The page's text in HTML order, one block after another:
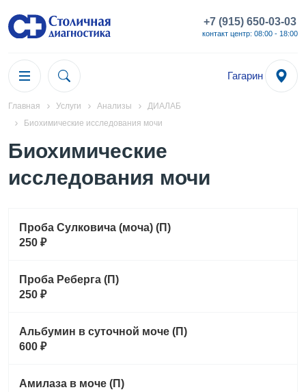
+7 (915) 650-03-03
контакт центр: 08:00 - 18:00
Гагарин
Главная Услуги Анализы
ДИАЛАБ
Биохимические исследования мочи
Биохимические
исследования мочи
Проба Сулковича (моча) (П)
250 ₽
Проба Реберга (П)
250 ₽
Альбумин в суточной моче (П)
600 ₽
Амилаза в моче (П)